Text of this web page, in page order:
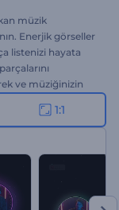
müzik
Enerjik görseller
listenizi hayata
ve müziğinizin
tanıtımları,
her türlü müzik
1:1